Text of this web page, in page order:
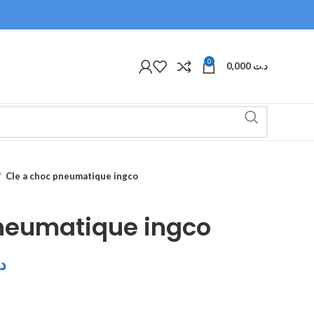
0 د.ت
Cle a choc pneumatique ingco
ingco